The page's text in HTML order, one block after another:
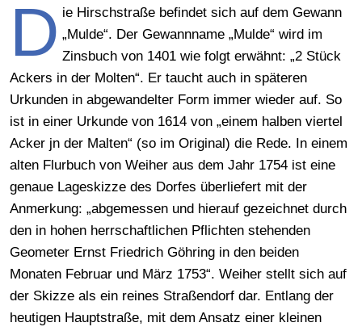
D ie Hirschstraße befindet sich auf dem Gewann
„Mulde“. Der Gewannname „Mulde“ wird im
Zinsbuch von 1401 wie folgt erwähnt: „2 Stück
Ackers in der Molten“. Er taucht auch in späteren
Urkunden in abgewandelter Form immer wieder auf. So
ist in einer Urkunde von 1614 von „einem halben viertel
Acker jn der Malten“ (so im Original) die Rede. In einem
alten Flurbuch von Weiher aus dem Jahr 1754 ist eine
genaue Lageskizze des Dorfes überliefert mit der
Anmerkung: „abgemessen und hierauf gezeichnet durch
den in hohen herrschaftlichen Pflichten stehenden
Geometer Ernst Friedrich Göhring in den beiden
Monaten Februar und März 1753“. Weiher stellt sich auf
der Skizze als ein reines Straßendorf dar. Entlang der
heutigen Hauptstraße, mit dem Ansatz einer kleinen